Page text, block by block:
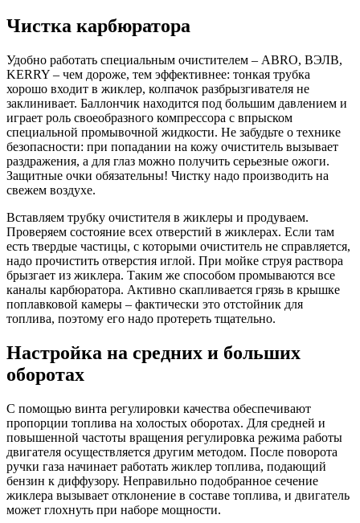
Чистка карбюратора
Удобно работать специальным очистителем – ABRO, ВЭЛВ,
KERRY – чем дороже, тем эффективнее: тонкая трубка
хорошо входит в жиклер, колпачок разбрызгивателя не
заклинивает. Баллончик находится под большим давлением и
играет роль своеобразного компрессора с впрыском
специальной промывочной жидкости. Не забудьте о технике
безопасности: при попадании на кожу очиститель вызывает
раздражения, а для глаз можно получить серьезные ожоги.
Защитные очки обязательны! Чистку надо производить на
свежем воздухе.
Вставляем трубку очистителя в жиклеры и продуваем.
Проверяем состояние всех отверстий в жиклерах. Если там
есть твердые частицы, с которыми очиститель не справляется,
надо прочистить отверстия иглой. При мойке струя раствора
брызгает из жиклера. Таким же способом промываются все
каналы карбюратора. Активно скапливается грязь в крышке
поплавковой камеры – фактически это отстойник для
топлива, поэтому его надо протереть тщательно.
Настройка на средних и больших
оборотах
С помощью винта регулировки качества обеспечивают
пропорции топлива на холостых оборотах. Для средней и
повышенной частоты вращения регулировка режима работы
двигателя осуществляется другим методом. После поворота
ручки газа начинает работать жиклер топлива, подающий
бензин к диффузору. Неправильно подобранное сечение
жиклера вызывает отклонение в составе топлива, и двигатель
может глохнуть при наборе мощности.